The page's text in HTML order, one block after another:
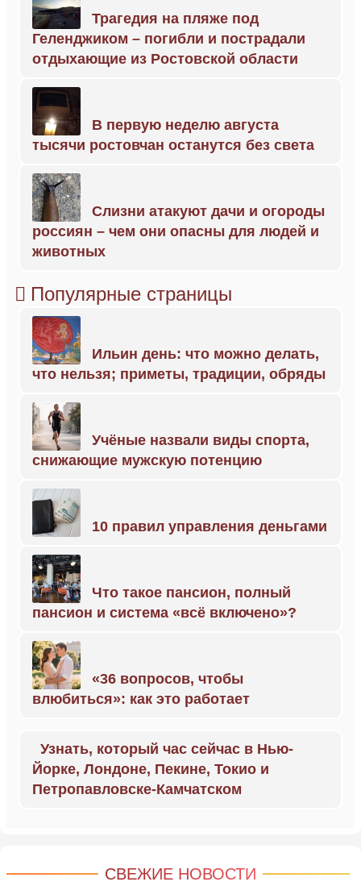
Трагедия на пляже под
Геленджиком – погибли и пострадали
отдыхающие из Ростовской области
В первую неделю августа
тысячи ростовчан останутся без света
Слизни атакуют дачи и огороды
россиян – чем они опасны для людей и
животных
Популярные страницы
Ильин день: что можно делать,
что нельзя; приметы, традиции, обряды
Учёные назвали виды спорта,
снижающие мужскую потенцию
10 правил управления деньгами
Что такое пансион, полный
пансион и система «всё включено»?
«36 вопросов, чтобы
влюбиться»: как это работает
Узнать, который час сейчас в Нью-
Йорке, Лондоне, Пекине, Токио и
Петропавловске-Камчатском
СВЕЖИЕ НОВОСТИ